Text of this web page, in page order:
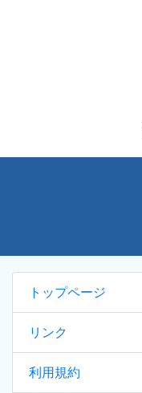
トップページ
リンク
利用規約